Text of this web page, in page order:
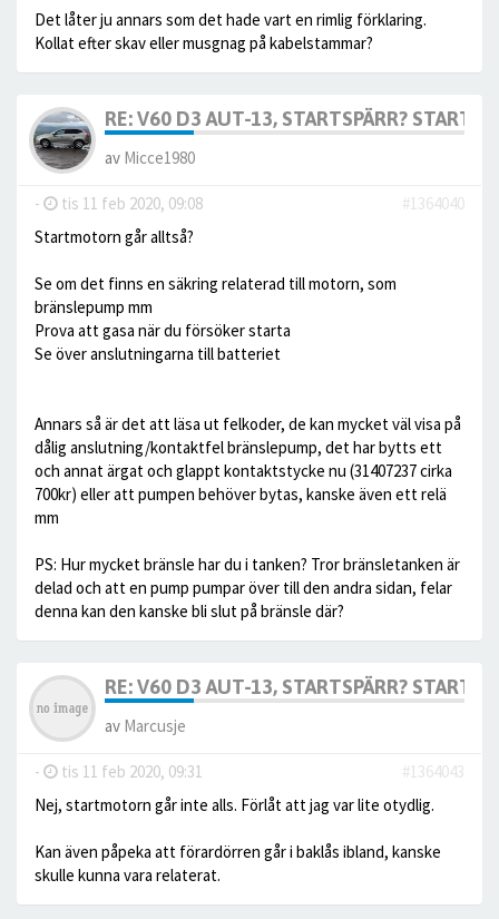
Det låter ju annars som det hade vart en rimlig förklaring.
Kollat efter skav eller musgnag på kabelstammar?
RE: V60 D3 AUT-13, STARTSPÄRR? STARTAR
av Micce1980
- tis 11 feb 2020, 09:08
#1364040
Startmotorn går alltså?
Se om det finns en säkring relaterad till motorn, som
bränslepump mm
Prova att gasa när du försöker starta
Se över anslutningarna till batteriet
Annars så är det att läsa ut felkoder, de kan mycket väl visa på
dålig anslutning/kontaktfel bränslepump, det har bytts ett
och annat ärgat och glappt kontaktstycke nu (31407237 cirka
700kr) eller att pumpen behöver bytas, kanske även ett relä
mm
PS: Hur mycket bränsle har du i tanken? Tror bränsletanken är
delad och att en pump pumpar över till den andra sidan, felar
denna kan den kanske bli slut på bränsle där?
RE: V60 D3 AUT-13, STARTSPÄRR? STARTAR
av Marcusje
- tis 11 feb 2020, 09:31
#1364043
Nej, startmotorn går inte alls. Förlåt att jag var lite otydlig.
Kan även påpeka att förardörren går i baklås ibland, kanske
skulle kunna vara relaterat.